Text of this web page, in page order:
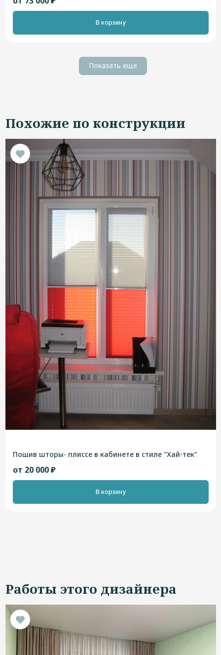
В корзину
Показать еще
Похожие по конструкции
Пошив шторы- плиссе в кабинете в стиле "Хай-тек"
от 20 000 ₽
В корзину
Работы этого дизайнера